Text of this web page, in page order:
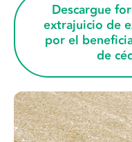
Descargue
extrajuicio de
por el
de